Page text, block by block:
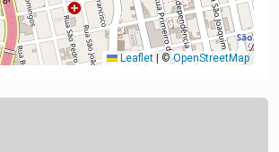
Leaflet | ©OpenStreetMap